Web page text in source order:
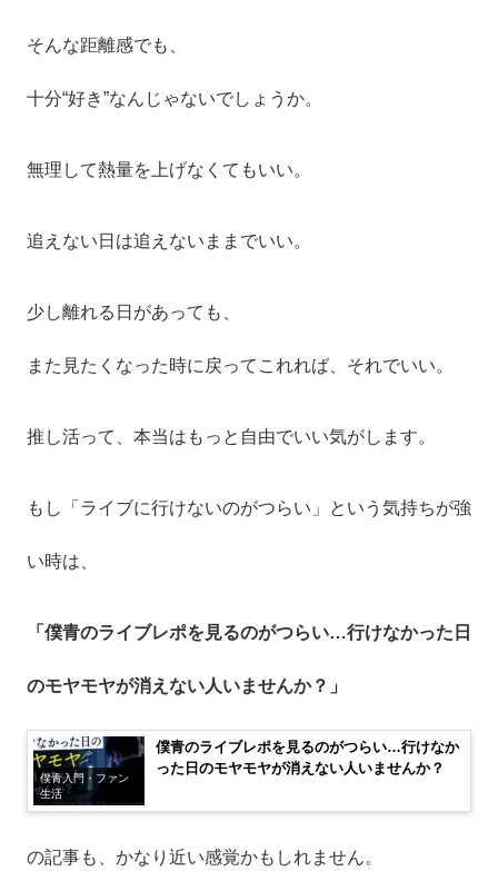
そんな距離感でも、
十分“好き”なんじゃないでしょうか。
無理して熱量を上げなくてもいい。
追えない日は追えないままでいい。
少し離れる日があっても、
また見たくなった時に戻ってこれれば、それでいい。
推し活って、本当はもっと自由でいい気がします。
もし「ライブに行けないのがつらい」という気持ちが強
い時は、
「僕青のライブレポを見るのがつらい…行けなかった日
のモヤモヤが消えない人いませんか？」
僕青入門・ファン
生活
僕青のライブレポを見るのがつらい…行けなか
った日のモヤモヤが消えない人いませんか？
の記事も、かなり近い感覚かもしれません。